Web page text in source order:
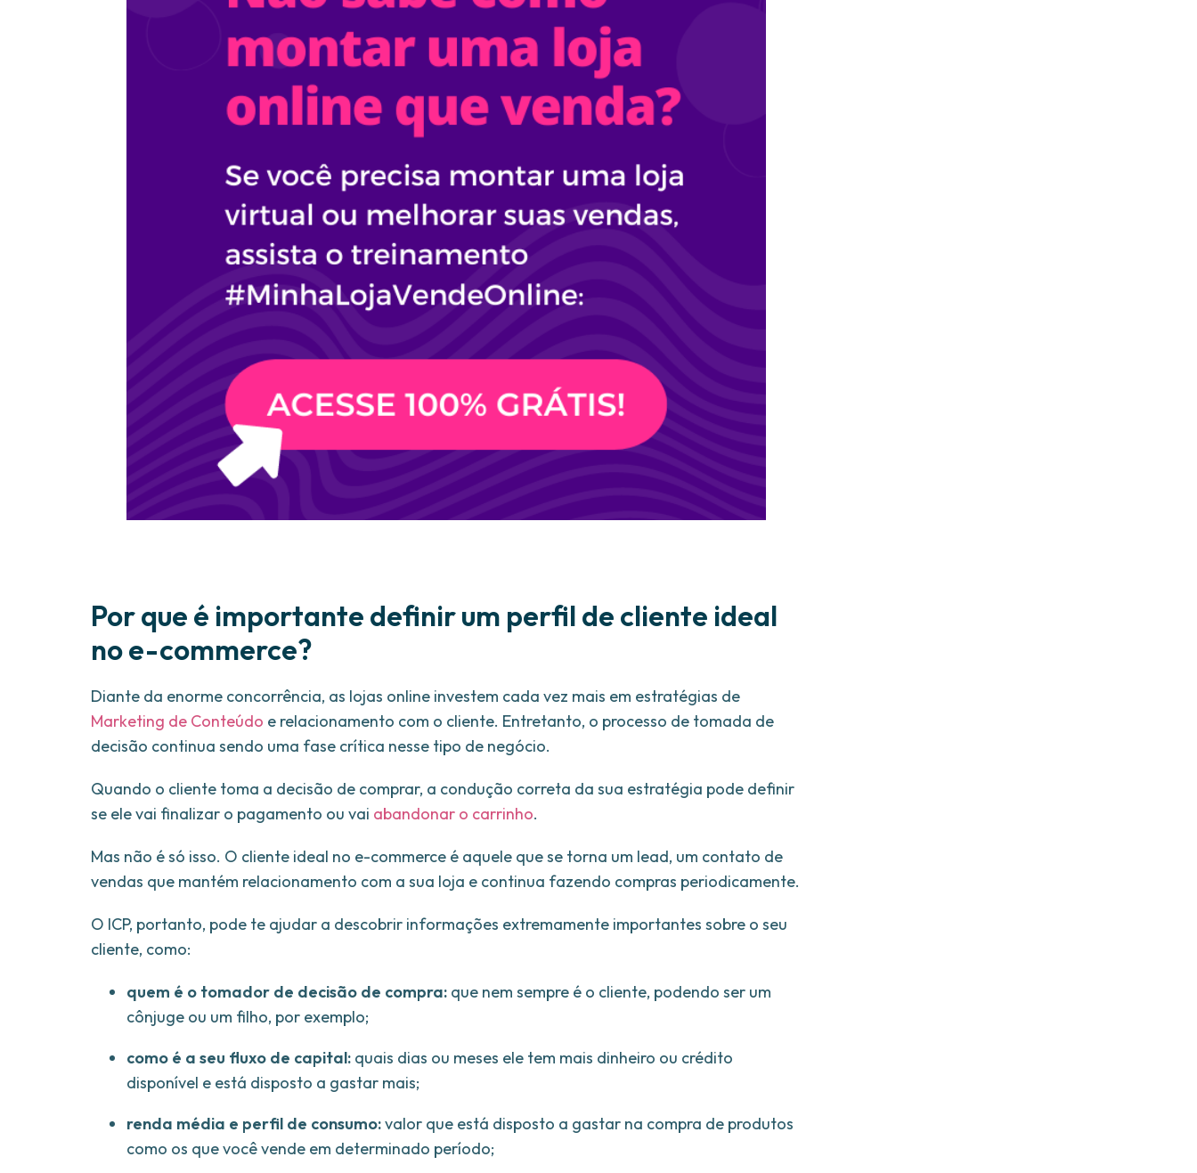
Por que é importante definir um perfil de cliente ideal
no e-commerce?
Diante da enorme concorrência, as lojas online investem cada vez mais em estratégias de
Marketing de Conteúdo e relacionamento com o cliente. Entretanto, o processo de tomada de
decisão continua sendo uma fase crítica nesse tipo de negócio.
Quando o cliente toma a decisão de comprar, a condução correta da sua estratégia pode definir
se ele vai finalizar o pagamento ou vai abandonar o carrinho.
Mas não é só isso. O cliente ideal no e-commerce é aquele que se torna um lead, um contato de
vendas que mantém relacionamento com a sua loja e continua fazendo compras periodicamente.
O ICP, portanto, pode te ajudar a descobrir informações extremamente importantes sobre o seu
cliente, como:
quem é o tomador de decisão de compra: que nem sempre é o cliente, podendo ser um
cônjuge ou um filho, por exemplo;
como é a seu fluxo de capital: quais dias ou meses ele tem mais dinheiro ou crédito
disponível e está disposto a gastar mais;
renda média e perfil de consumo:valor que está disposto a gastar na compra de produtos
como os que você vende em determinado período;